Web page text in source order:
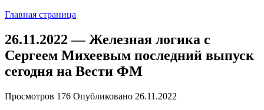
Главная страница
26.11.2022 — Железная логика с
Сергеем Михеевым последний выпуск
сегодня на Вести ФМ
Просмотров 176 Опубликовано 26.11.2022